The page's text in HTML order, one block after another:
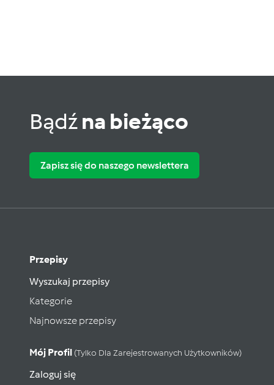
Bądźna bieżąco
Zapisz się do naszego newslettera
Przepisy
Wyszukaj przepisy
Kategorie
Najnowsze przepisy
Mój Profil (tylko Dla Zarejestrowanych Użytkowników)
Zaloguj się